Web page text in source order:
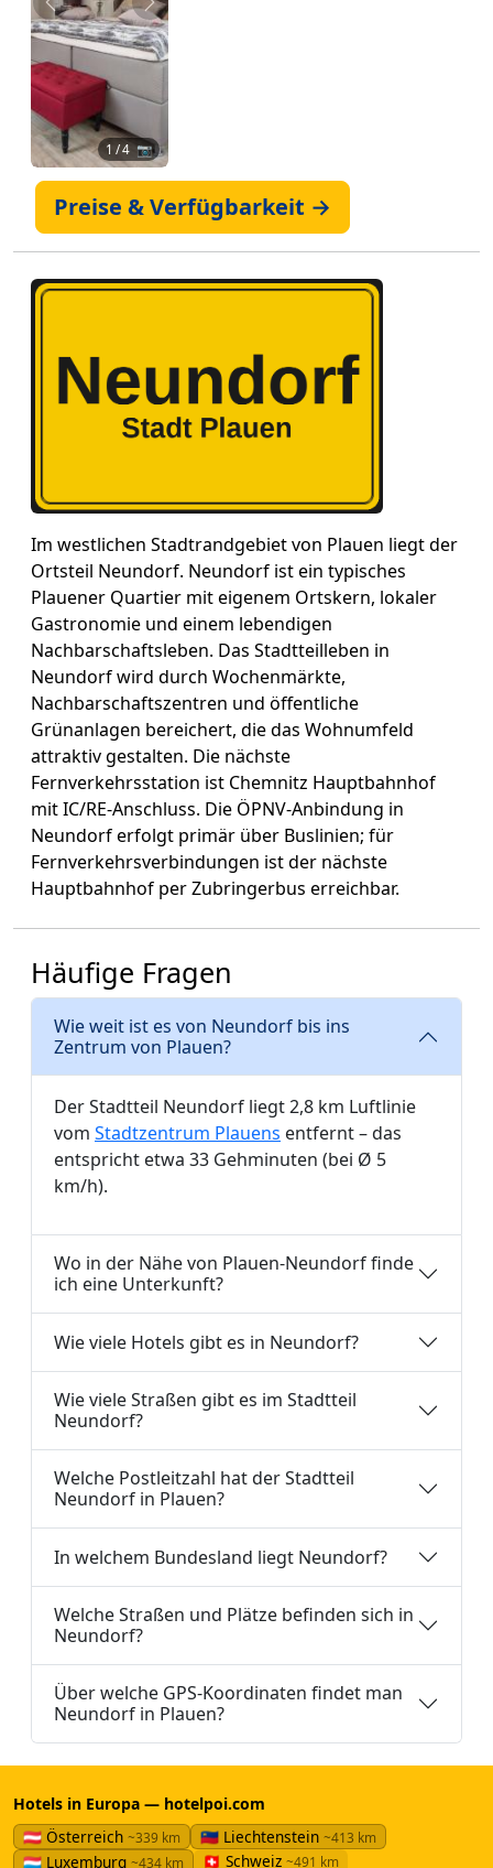
Zurück Weiter
1 / 4 📷
Preise & Verfügbarkeit →
Im westlichen Stadtrandgebiet von Plauen liegt der
Ortsteil Neundorf. Neundorf ist ein typisches
Plauener Quartier mit eigenem Ortskern, lokaler
Gastronomie und einem lebendigen
Nachbarschaftsleben. Das Stadtteilleben in
Neundorf wird durch Wochenmärkte,
Nachbarschaftszentren und öffentliche
Grünanlagen bereichert, die das Wohnumfeld
attraktiv gestalten. Die nächste
Fernverkehrsstation ist Chemnitz Hauptbahnhof
mit IC/RE-Anschluss. Die ÖPNV-Anbindung in
Neundorf erfolgt primär über Buslinien; für
Fernverkehrsverbindungen ist der nächste
Hauptbahnhof per Zubringerbus erreichbar.
Häufige Fragen
Wie weit ist es von Neundorf bis ins
Zentrum von Plauen?
Der Stadtteil Neundorf liegt 2,8 km Luftlinie
vom Stadtzentrum Plauens entfernt – das
entspricht etwa 33 Gehminuten (bei Ø 5
km/h).
Wo in der Nähe von Plauen-Neundorf finde
ich eine Unterkunft?
Wie viele Hotels gibt es in Neundorf?
Wie viele Straßen gibt es im Stadtteil
Neundorf?
Welche Postleitzahl hat der Stadtteil
Neundorf in Plauen?
In welchem Bundesland liegt Neundorf?
Welche Straßen und Plätze befinden sich in
Neundorf?
Über welche GPS-Koordinaten findet man
Neundorf in Plauen?
Hotels in Europa — hotelpoi.com
🇦🇹 Österreich ~339 km 🇱🇮 Liechtenstein ~413 km
🇱🇺 Luxemburg ~434 km 🇨🇭 Schweiz ~491 km